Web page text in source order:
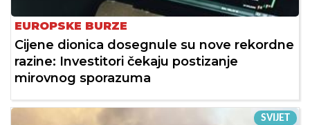
EUROPSKE BURZE
Cijene dionica dosegnule su nove rekordne
razine: Investitori čekaju postizanje
mirovnog sporazuma
SVIJET